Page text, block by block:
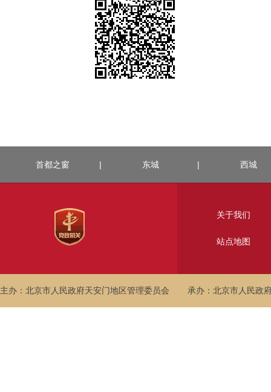
首都之窗 | 东城 | 西城
关于我们
站点地图
主办：北京市人民政府天安门地区管理委员会 承办：北京市人民政